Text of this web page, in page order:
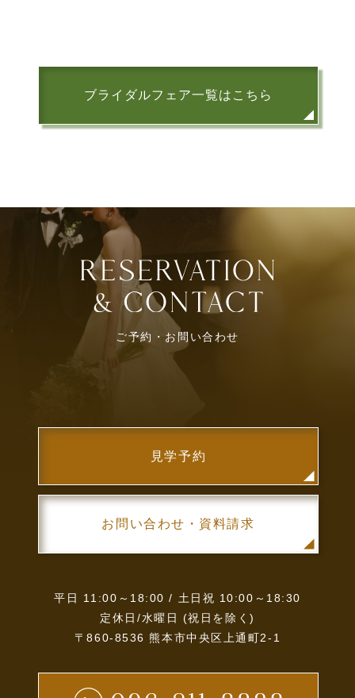
ブライダルフェア一覧はこちら
ご予約・お問い合わせ
見学予約
お問い合わせ・資料請求
平日 11:00～18:00 / 土日祝 10:00～18:30
定休日/水曜日 (祝日を除く)
〒860-8536 熊本市中央区上通町2-1